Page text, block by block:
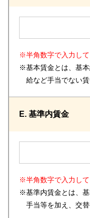
※半角数字で入力して
※基本賃金とは、基
給など手当でない
E. 基準内賃金
※半角数字で入力して
※基準内賃金とは、
手当等を加え、交